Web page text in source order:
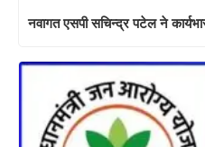
नवागत एसपी सचिन्द्र पटेल ने